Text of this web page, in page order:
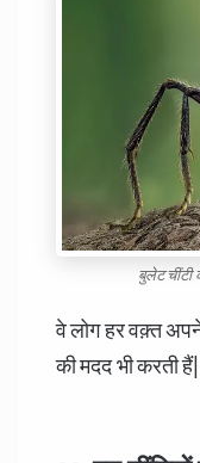
बुलेट
वे लोग हर वक़्त
की मदद भी करती हैं|